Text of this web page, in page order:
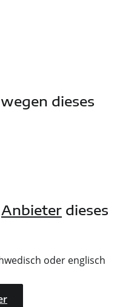
wegen dieses
Anbieter dieses
oder englisch